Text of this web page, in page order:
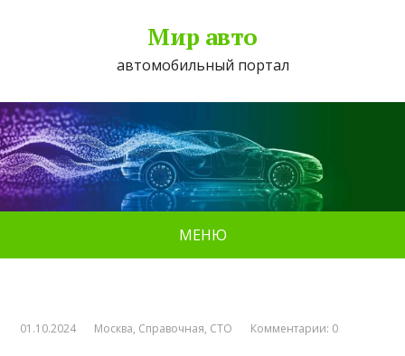
Мир авто
автомобильный портал
МЕНЮ
01.10.2024 Москва, Справочная, СТО Комментарии: 0